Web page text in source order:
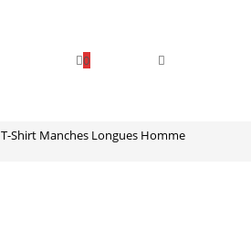
0 Toggle
T-Shirt Manches Longues Homme